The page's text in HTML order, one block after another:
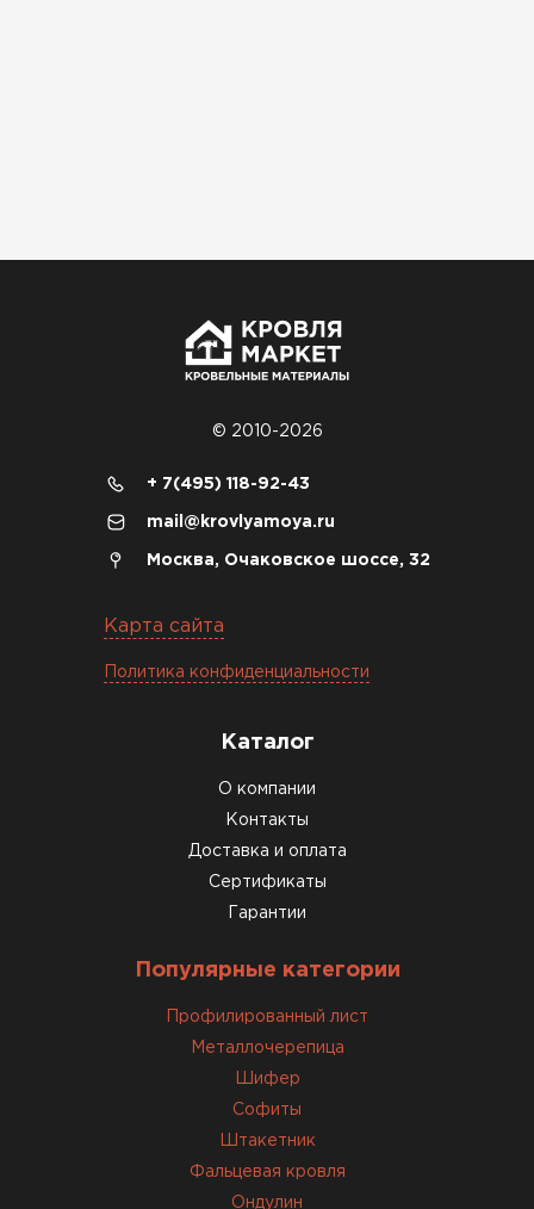
© 2010-2026
+ 7(495) 118-92-43
mail@krovlyamoya.ru
Москва, Очаковское шоссе, 32
Карта сайта
Политика конфиденциальности
Каталог
О компании
Контакты
Доставка и оплата
Сертификаты
Гарантии
Популярные категории
Профилированный лист
Металлочерепица
Шифер
Софиты
Штакетник
Фальцевая кровля
Ондулин
ПЕРЕЙТИ
Доборные элементы для кровли
ПЕРЕЙТИ